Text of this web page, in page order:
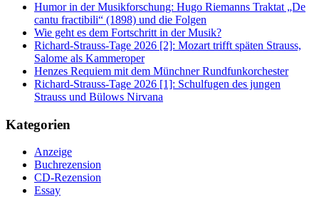
Humor in der Musikforschung: Hugo Riemanns Traktat „De
cantu fractibili“ (1898) und die Folgen
Wie geht es dem Fortschritt in der Musik?
Richard-Strauss-Tage 2026 [2]: Mozart trifft späten Strauss,
Salome als Kammeroper
Henzes Requiem mit dem Münchner Rundfunkorchester
Richard-Strauss-Tage 2026 [1]: Schulfugen des jungen
Strauss und Bülows Nirvana
Kategorien
Anzeige
Buchrezension
CD-Rezension
Essay